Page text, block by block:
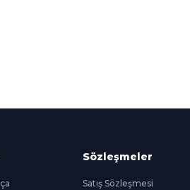
Sözleşmeler
Satış Sözleşmesi